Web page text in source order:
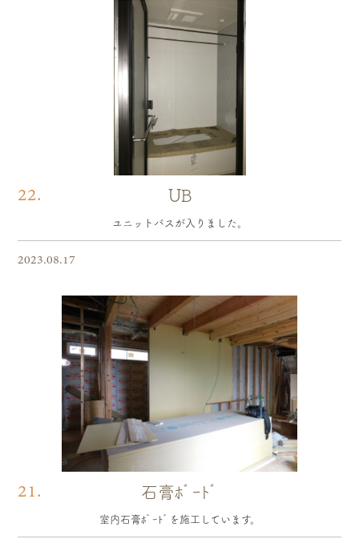
22. UB
ユニットバスが入りました。
2023.08.17
21. 石膏ﾎﾞｰﾄﾞ
室内石膏ﾎﾞｰﾄﾞを施工しています。